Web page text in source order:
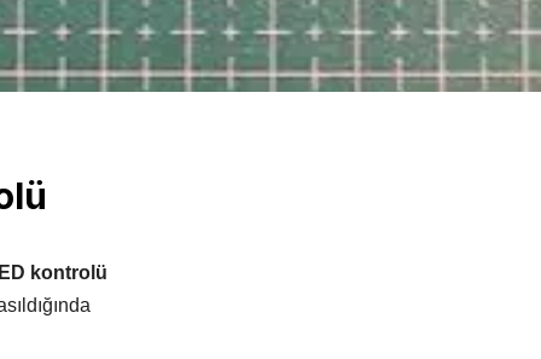
Voltaj / Akım
İvmeölçer / Jiroskop
Dip Soket Çeşitleri
kontrolü